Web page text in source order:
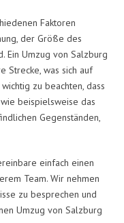
Faktoren
der Größe des
Ein Umzug von Salzburg
Strecke, was sich auf
zu beachten, dass
beispielsweise das
Gegenständen,
einfach einen
Team. Wir nehmen
zu besprechen und
Umzug von Salzburg